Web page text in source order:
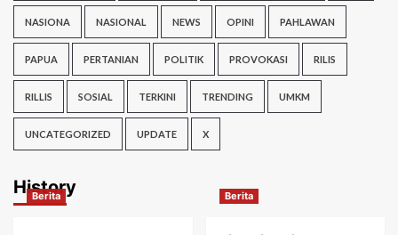
NASIONA NASIONAL NEWS OPINI PAHLAWAN
PAPUA PERTANIAN POLITIK PROVOKASI RILIS
RILLIS SOSIAL TERKINI TRENDING UMKM
UNCATEGORIZED UPDATE X
History
Berita Berita